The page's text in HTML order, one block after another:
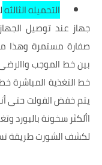
التحميله الثالثه
جهاز عند توصيل
صفارة مستمرة وهذا
بين خط الموجب
خط التغذية المباشرة
يتم خفض الفولت حتى
األكثر سخونة بالبورد
لكشف الشورتطريقة